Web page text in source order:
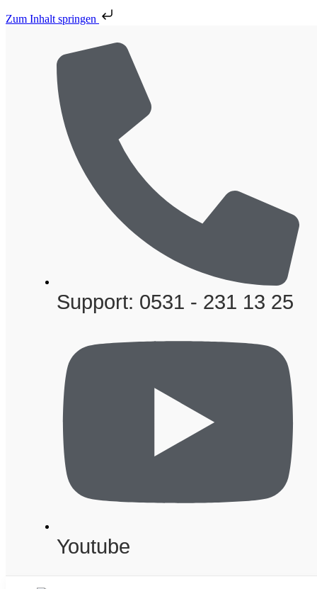
Zum Inhalt springen
Support: 0531 - 231 13 25
Youtube